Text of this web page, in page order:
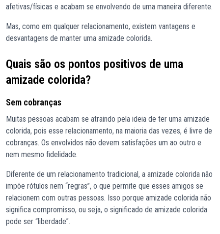
afetivas/físicas e acabam se envolvendo de uma maneira diferente.
Mas, como em qualquer relacionamento, existem vantagens e
desvantagens de manter uma amizade colorida.
Quais são os pontos positivos de uma
amizade colorida?
Sem cobranças
Muitas pessoas acabam se atraindo pela ideia de ter uma amizade
colorida, pois esse relacionamento, na maioria das vezes, é livre de
cobranças. Os envolvidos não devem satisfações um ao outro e
nem mesmo fidelidade.
Diferente de um relacionamento tradicional, a amizade colorida não
impõe rótulos nem “regras”, o que permite que esses amigos se
relacionem com outras pessoas. Isso porque amizade colorida não
significa compromisso, ou seja, o significado de amizade colorida
pode ser “liberdade”.